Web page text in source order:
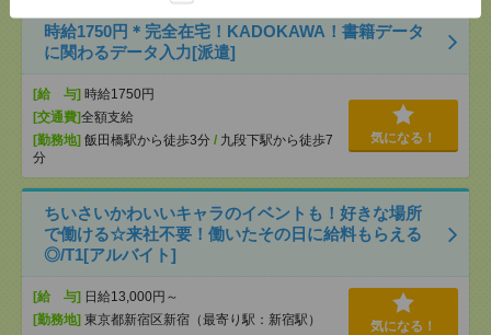
時給1750円＊完全在宅！KADOKAWA！書籍データ
に関わるデータ入力[派遣]
[給 与] 時給1750円
[交通費]全額支給
[勤務地] 飯田橋駅から徒歩3分 / 九段下駅から徒歩7
分
気になる！
ちいさいかわいいキャラのイベントも！好きな場所
で働ける☆来社不要！働いたその日に給料もらえる
◎/T1[アルバイト]
[給 与] 日給13,000円～
[勤務地] 東京都新宿区新宿（最寄り駅：新宿駅） 気になる！